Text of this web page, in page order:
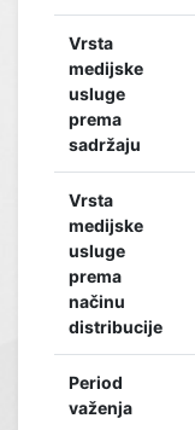
Vrsta
medijske
usluge
prema
sadržaju
Vrsta
medijske
usluge
prema
načinu
distribucije
Period
važenja